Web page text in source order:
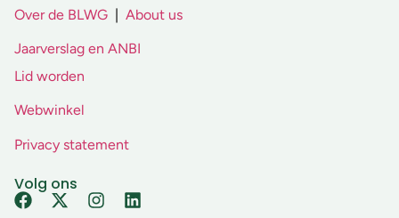
Over de BLWG | About us
Jaarverslag en ANBI
Lid worden
Webwinkel
Privacy statement
Volg ons